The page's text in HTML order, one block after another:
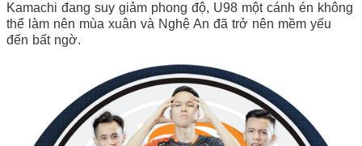
Kamachi đang suy giảm phong độ, U98 một cánh én không
thể làm nên mùa xuân và Nghệ An đã trở nên mềm yếu
đến bất ngờ.